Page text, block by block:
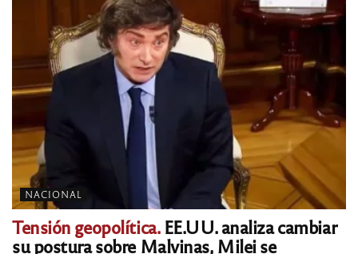
NACIONAL
Tensión geopolítica.EE.UU. analiza cambiar
su postura sobre Malvinas, Milei se